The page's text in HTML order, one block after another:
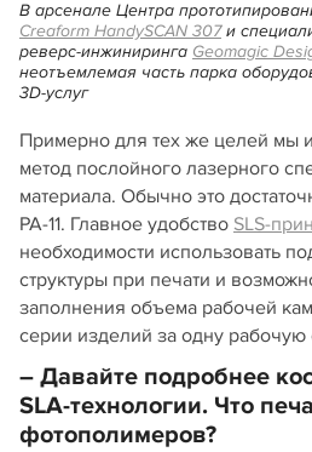
В арсенале Центра
Creaform HandySCAN 307и
реверс‑инжиниринга Geomagic
неотъемлемая часть парка
3D‑услуг
Примерно для тех же целей мы
метод послойного лазерного
материала. Обычно это
PA‑11. Главное удобство
необходимости использовать
структуры при печати и
заполнения объема рабочей
серии изделий за одну рабочую
– Давайте подробнее
SLA‑технологии. Что
фотополимеров?